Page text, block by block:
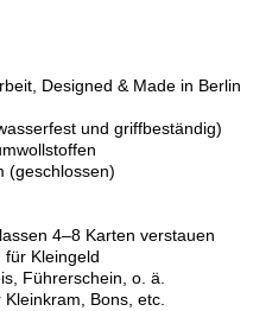
Designed & Made in Berlin
und griffbeständig)
(geschlossen)
4–8 Karten verstauen
für Kleingeld
Führerschein, o. ä.
Bons, etc.